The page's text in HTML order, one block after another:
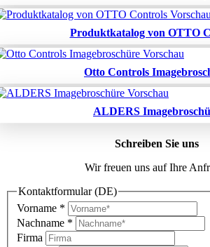
Produktkatalog von OTTO
Otto Controls
ALDERS
Schreiben Sie uns
Wir freuen uns auf Ihre
Kontaktformular (DE)
Vorname *
Nachname *
Firma